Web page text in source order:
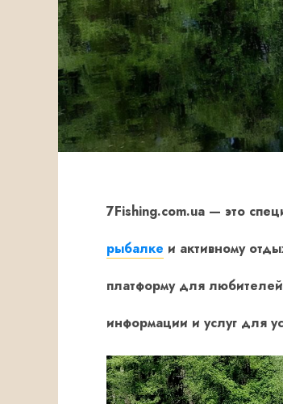
7Fishing.com.ua — это
рыбалке и активному
платформу для
информации и услуг для